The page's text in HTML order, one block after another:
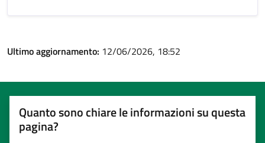
Ultimo aggiornamento: 12/06/2026, 18:52
Quanto sono chiare le informazioni su questa
pagina?